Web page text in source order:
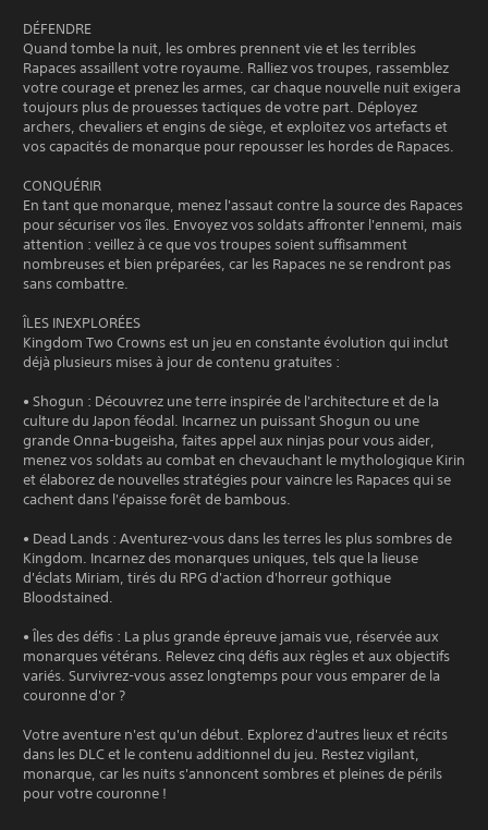
DÉFENDRE
Quand tombe la nuit, les ombres prennent vie et les terribles
Rapaces assaillent votre royaume. Ralliez vos troupes, rassemblez
votre courage et prenez les armes, car chaque nouvelle nuit exigera
toujours plus de prouesses tactiques de votre part. Déployez
archers, chevaliers et engins de siège, et exploitez vos artefacts et
vos capacités de monarque pour repousser les hordes de Rapaces.
CONQUÉRIR
En tant que monarque, menez l'assaut contre la source des Rapaces
pour sécuriser vos îles. Envoyez vos soldats affronter l'ennemi, mais
attention : veillez à ce que vos troupes soient suffisamment
nombreuses et bien préparées, car les Rapaces ne se rendront pas
sans combattre.
ÎLES INEXPLORÉES
Kingdom Two Crowns est un jeu en constante évolution qui inclut
déjà plusieurs mises à jour de contenu gratuites :
• Shogun : Découvrez une terre inspirée de l'architecture et de la
culture du Japon féodal. Incarnez un puissant Shogun ou une
grande Onna-bugeisha, faites appel aux ninjas pour vous aider,
menez vos soldats au combat en chevauchant le mythologique Kirin
et élaborez de nouvelles stratégies pour vaincre les Rapaces qui se
cachent dans l'épaisse forêt de bambous.
• Dead Lands : Aventurez-vous dans les terres les plus sombres de
Kingdom. Incarnez des monarques uniques, tels que la lieuse
d'éclats Miriam, tirés du RPG d'action d'horreur gothique
Bloodstained.
• Îles des défis : La plus grande épreuve jamais vue, réservée aux
monarques vétérans. Relevez cinq défis aux règles et aux objectifs
variés. Survivrez-vous assez longtemps pour vous emparer de la
couronne d'or ?
Votre aventure n'est qu'un début. Explorez d'autres lieux et récits
dans les DLC et le contenu additionnel du jeu. Restez vigilant,
monarque, car les nuits s'annoncent sombres et pleines de périls
pour votre couronne !